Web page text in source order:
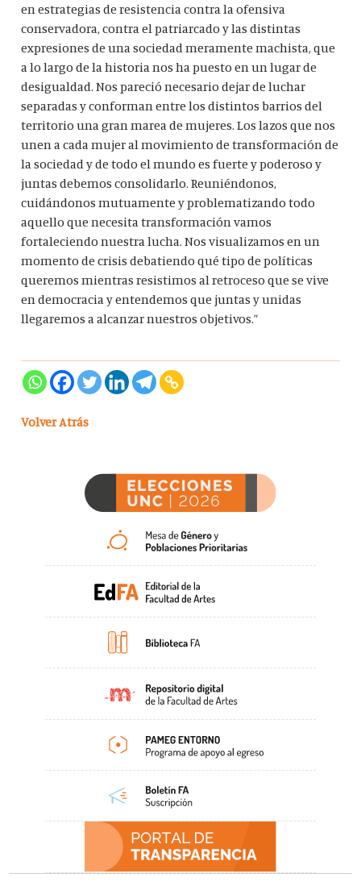
en estrategias de resistencia contra la ofensiva
conservadora, contra el patriarcado y las distintas
expresiones de una sociedad meramente machista, que
a lo largo de la historia nos ha puesto en un lugar de
desigualdad. Nos pareció necesario dejar de luchar
separadas y conforman entre los distintos barrios del
territorio una gran marea de mujeres. Los lazos que nos
unen a cada mujer al movimiento de transformación de
la sociedad y de todo el mundo es fuerte y poderoso y
juntas debemos consolidarlo. Reuniéndonos,
cuidándonos mutuamente y problematizando todo
aquello que necesita transformación vamos
fortaleciendo nuestra lucha. Nos visualizamos en un
momento de crisis debatiendo qué tipo de políticas
queremos mientras resistimos al retroceso que se vive
en democracia y entendemos que juntas y unidas
llegaremos a alcanzar nuestros objetivos.”
Volver Atrás